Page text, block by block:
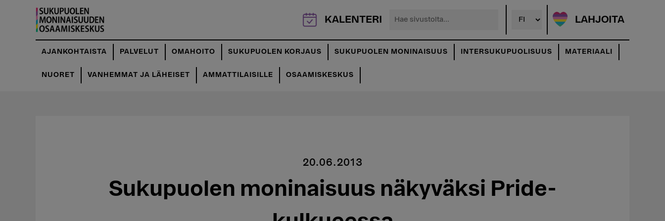
pääsisältöön
LAHJOITA
Hae
KALENTERI
AJANKOHTAISTA PALVELUT OMAHOITO SUKUPUOLEN KORJAUS SUKUPUOLEN MONINAISUUS INTERSUKUPUOLISUUS MATERIAALI
NUORET VANHEMMAT JA LÄHEISET AMMATTILAISILLE OSAAMISKESKUS
20.06.2013
Sukupuolen moninaisuus näkyväksi Pride-